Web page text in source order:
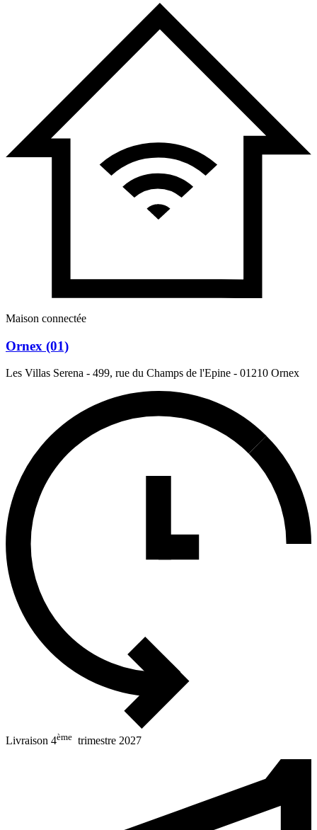
Maison connectée
Ornex (01)
Les Villas Serena - 499, rue du Champs de l'Epine - 01210 Ornex
Livraison 4ème trimestre 2027